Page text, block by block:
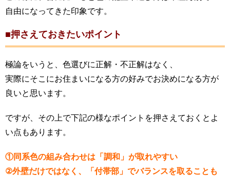
自由になってきた印象です。
■押さえておきたいポイント
極論をいうと、色選びに正解・不正解はなく、
実際にそこにお住まいになる方の好みでお決めになる方が
良いと思います。
ですが、その上で下記の様なポイントを押さえておくとよ
い点もあります。
①同系色の組み合わせは「調和」が取れやすい
②外壁だけではなく、「付帯部」でバランスを取ることも